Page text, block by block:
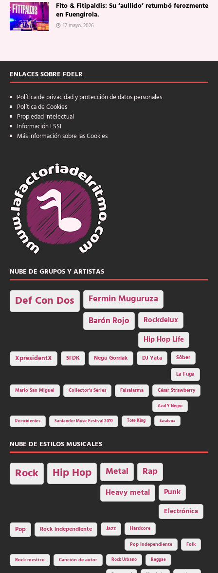
Fito & Fitipaldis: Su ‘aullido’ retumbó ferozmente
en Fuengirola.
17 mayo, 2026
ENLACES SOBRE FDELR
Política de privacidad y protección de datos personales
Política de Cookies
Propiedad intelectual
Información LSSI
Más información sobre las Cookies
NUBE DE GRUPOS Y ARTISTAS
Def Con Dos Fermin Muguruza
Barón Rojo Rockdelux
Hip Hop Life
XpresidentX SFDK Negu Gorriak DJ Yata
Sôber
La Fuga
Mario San Miguel
Collector's Series Falsalarma César Strawberry
Azul Y Negro
Reincidentes Santander Music Festival 2019 Tote King Saratoga
NUBE DE ESTILOS MUSICALES
Rock Hip Hop Metal Rap
Heavy metal Punk
Electrónica
Pop Rock independiente Jazz Hardcore
Pop Independiente Folk
Rock mestizo Canción de autor Rock Urbano Reggae